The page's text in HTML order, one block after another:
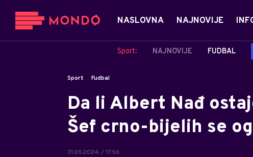
NASLOVNA NAJNOVIJE
Sport: NAJNOVIJE FUDBAL
Sport Fudbal
Da li Albert Nađ
Šef crno-bijelih se
31.05.2024. / 17:56